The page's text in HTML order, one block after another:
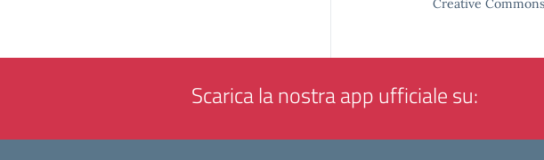
Creative
Scarica la nostra app ufficiale su: